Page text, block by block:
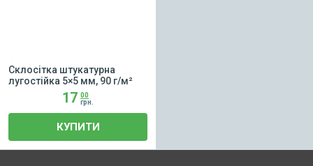
Склосітка штукатурна
лугостійка 5×5 мм, 90 г/м²
17 00
грн.
КУПИТИ